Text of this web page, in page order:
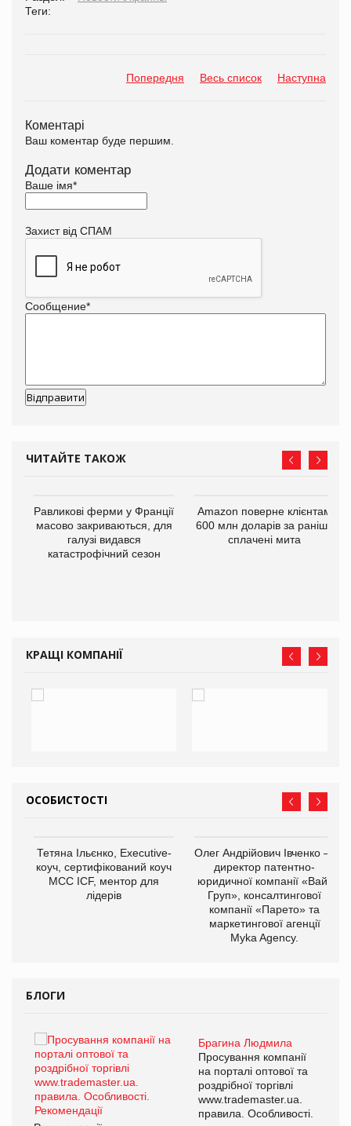
Теги:
Попередня Весь список Наступна
Коментарі
Ваш коментар буде першим.
Додати коментар
Ваше імя*
Захист від СПАМ
Сообщение*
ЧИТАЙТЕ ТАКОЖ
Равликові ферми у Франції
масово закриваються, для
галузі видався
катастрофічний сезон
Amazon поверне клієнтам
600 млн доларів за раніше
сплачені мита
КРАЩІ КОМПАНІЇ
ОСОБИСТОСТІ
Тетяна Ільєнко, Executive-
коуч, сертифікований коуч
МСС ICF, ментор для
лідерів
Олег Андрійович Івченко —
директор патентно-
юридичної компанії «Вайз
Груп», консалтингової
компанії «Парето» та
маркетингової агенції
Myka Agency.
БЛОГИ
Брагина Людмила
Просування компанії
на порталі оптової та
роздрібної торгівлі
www.trademaster.ua.
правила. Особливості.